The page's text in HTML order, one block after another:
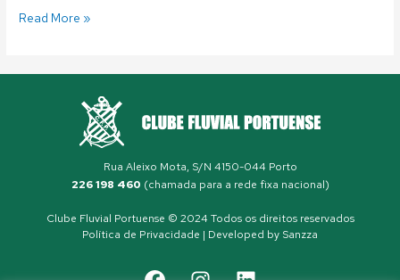
Read More »
Rua Aleixo Mota, S/N 4150-044 Porto
226 198 460 (chamada para a rede fixa nacional)
Clube Fluvial Portuense © 2024 Todos os direitos reservados
Política de Privacidade | Developed by Sanzza